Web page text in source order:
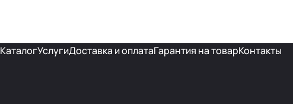
КаталогУслугиДоставка и оплатаГарантия на товарКонтакты